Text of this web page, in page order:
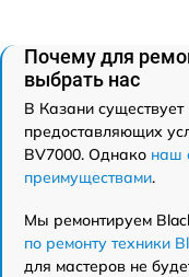
Почему для
выбрать нас
В Казани
предоставляющих
BV7000. Однако наш
преимуществами.
Мы ремонтируем
по ремонту техники
для мастеров не